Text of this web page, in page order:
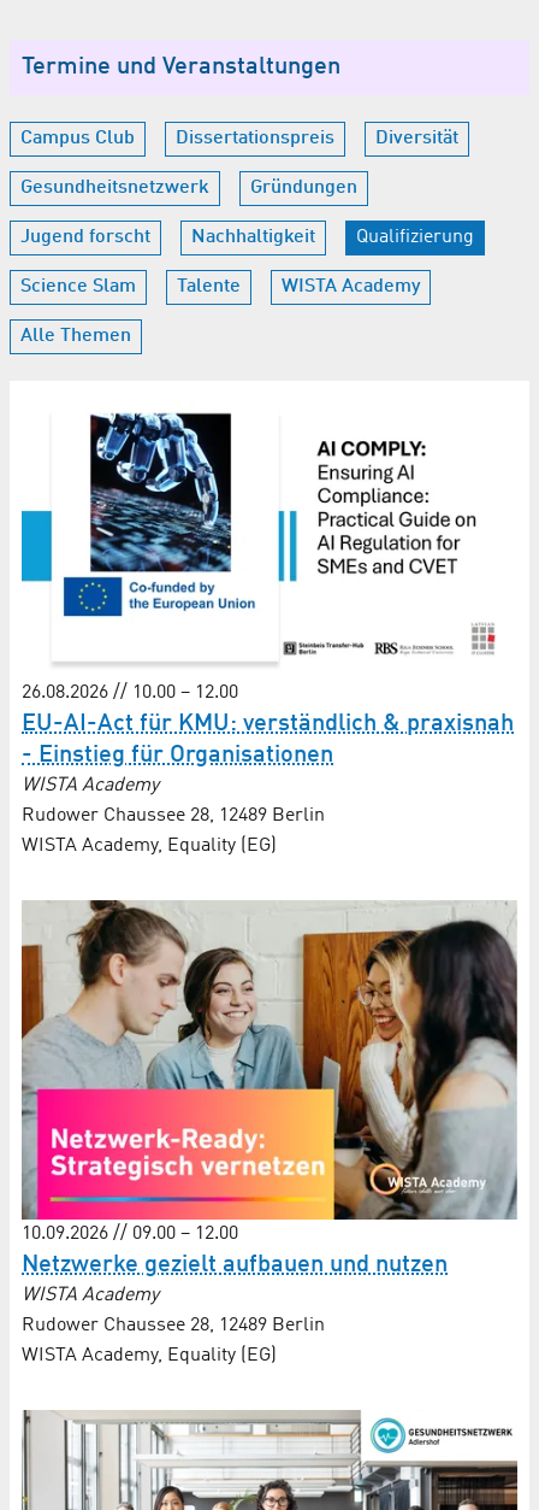
Termine und Veranstaltungen
Campus Club Dissertationspreis Diversität
Gesundheitsnetzwerk Gründungen
Jugend forscht Nachhaltigkeit Qualifizierung
Science Slam Talente WISTA Academy
Alle Themen
26.08.2026 // 10.00 – 12.00
EU-AI-Act für KMU: verständlich & praxisnah
- Einstieg für Organisationen
WISTA Academy
Rudower Chaussee 28, 12489 Berlin
WISTA Academy, Equality (EG)
10.09.2026 // 09.00 – 12.00
Netzwerke gezielt aufbauen und nutzen
WISTA Academy
Rudower Chaussee 28, 12489 Berlin
WISTA Academy, Equality (EG)